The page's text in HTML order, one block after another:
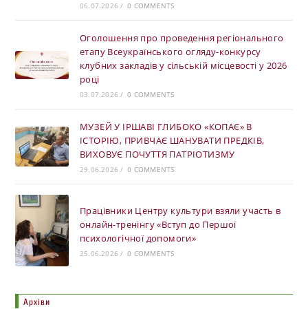
06.07.2026 / 0 COMMENTS
Оголошення про проведення регіонального
етапу Всеукраїнського огляду-конкурсу
клубних закладів у сільській місцевості у 2026
році
03.07.2026 / 0 COMMENTS
МУЗЕЙ У ІРШАВІ ГЛИБОКО «КОПАЄ» В
ІСТОРІЮ, ПРИВЧАЄ ШАНУВАТИ ПРЕДКІВ,
ВИХОВУЄ ПОЧУТТЯ ПАТРІОТИЗМУ
29.06.2026 / 0 COMMENTS
Працівники Центру культури взяли участь в
онлайн-тренінгу «Вступ до Першої
психологічної допомоги»
25.06.2026 / 0 COMMENTS
Архіви